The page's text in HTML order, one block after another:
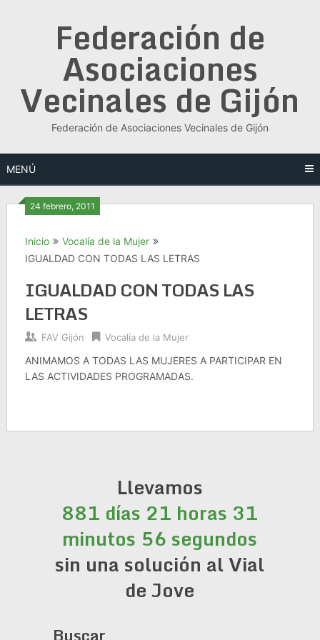
Federación de
Asociaciones
Vecinales de Gijón
Federación de Asociaciones Vecinales de Gijón
MENÚ
24 febrero, 2011
Inicio
Vocalía de la Mujer
IGUALDAD CON TODAS LAS LETRAS
IGUALDAD CON TODAS LAS
LETRAS
FAV Gijón Vocalía de la Mujer
ANIMAMOS A TODAS LAS MUJERES A PARTICIPAR EN
LAS ACTIVIDADES PROGRAMADAS.
Llevamos
881 días 21 horas 31
minutos 56 segundos
sin una solución al Vial
de Jove